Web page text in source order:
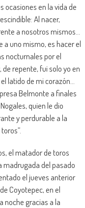
ocasiones en la vida de
Al nacer,
a nosotros mismos…
a uno mismo, es hacer el
nocturnales por el
repente, fui solo yo en
latido de mi corazón…
Belmonte a finales
quien le dio
y perdurable a la
el matador de toros
madrugada del pasado
el jueves anterior
Coyotepec, en el
noche gracias a la